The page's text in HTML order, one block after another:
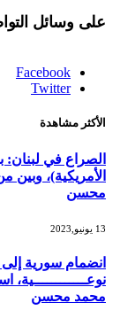
على وسائل
Facebook
Twitter
الأكثر مشاهدة
الصراع في لبنان:
الأمريكية)، وبين
محسن
13 يونيو,2023
انضمام سورية إلى
نوعــــــــــــية،
محمد محسن